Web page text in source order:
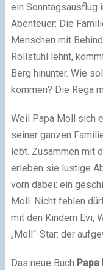
ein Sonntagsausflug
Abenteuer: Die
Menschen mit
Rollstuhl lehnt,
Berg hinunter. Wie
kommen? Die Rega
Weil Papa Moll sich
seiner ganzen
lebt. Zusammen mit
erleben sie lustige
vorn dabei: ein
Moll. Nicht fehlen
mit den Kindern Evi,
„Moll“-Star: der
Das neue Buch Papa